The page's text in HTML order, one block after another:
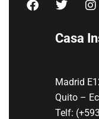
Casa
Madrid
Quito –
Telf: